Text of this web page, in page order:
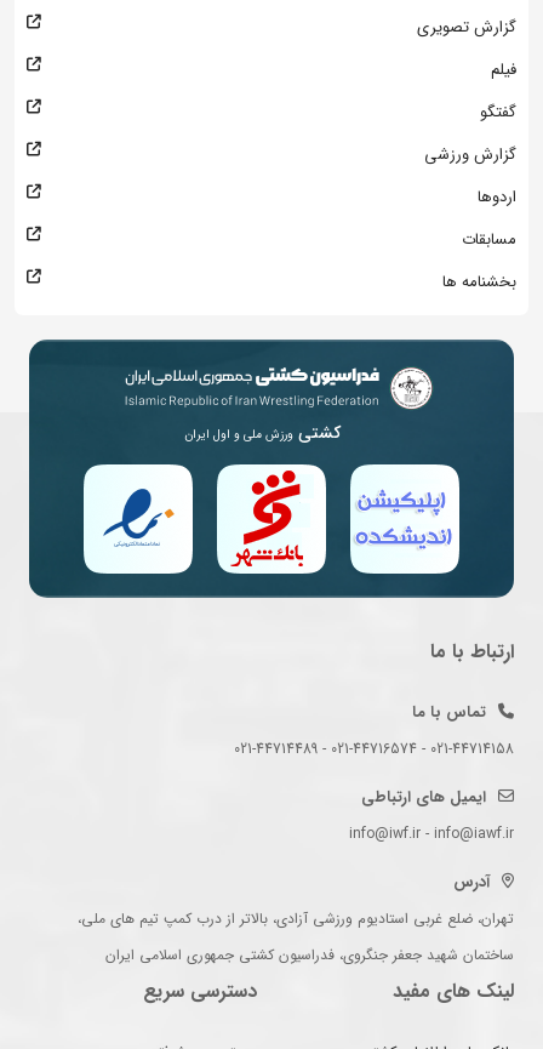
گزارش تصویری
فیلم
گفتگو
گزارش ورزشی
اردوها
مسابقات
بخشنامه ها
کشتی ورزش ملی و اول ایران
ارتباط با ما
تماس با ما
021-44714158 - 021-44716574 - 021-44714489
ایمیل های ارتباطی
info@iwf.ir - info@iawf.ir
آدرس
تهران، ضلع غربی استادیوم ورزشی آزادی، بالاتر از درب کمپ تیم های ملی،
ساختمان شهید جعفر جنگروی، فدراسیون کشتی جمهوری اسلامی ایران
لینک های مفید دسترسی سریع